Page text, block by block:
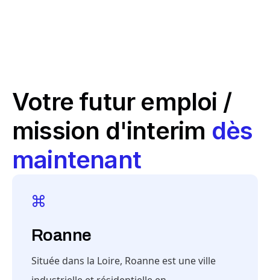
Votre futur emploi /
mission d'interim dès
maintenant
Roanne
Située dans la Loire, Roanne est une ville